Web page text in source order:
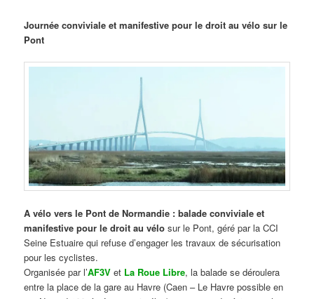
Journée conviviale et manifestive pour le droit au vélo sur le
Pont
A vélo vers le Pont de Normandie : balade conviviale et
manifestive pour le droit au vélo sur le Pont, géré par la CCI
Seine Estuaire qui refuse d’engager les travaux de sécurisation
pour les cyclistes.
Organisée par l’AF3V et La Roue Libre, la balade se déroulera
entre la place de la gare au Havre (Caen – Le Havre possible en